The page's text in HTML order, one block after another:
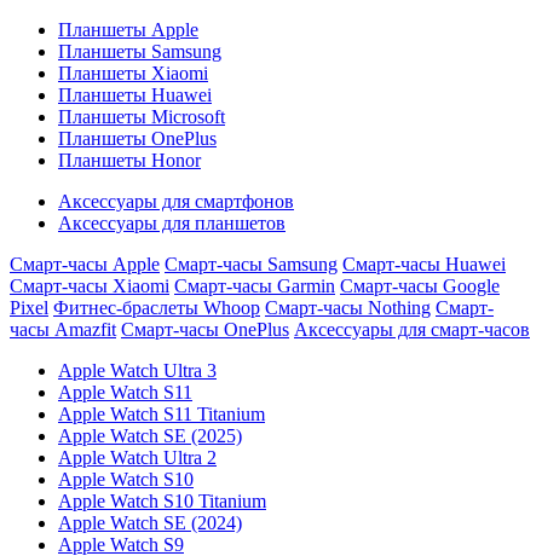
Планшеты Apple
Планшеты Samsung
Планшеты Xiaomi
Планшеты Huawei
Планшеты Microsoft
Планшеты OnePlus
Планшеты Honor
Аксессуары для смартфонов
Аксессуары для планшетов
Смарт-часы Apple Смарт-часы Samsung Смарт-часы Huawei
Смарт-часы Xiaomi Смарт-часы Garmin Смарт-часы Google
Pixel Фитнес-браслеты Whoop Смарт-часы Nothing Смарт-
часы Amazfit Смарт-часы OnePlus Аксессуары для смарт-часов
Apple Watch Ultra 3
Apple Watch S11
Apple Watch S11 Titanium
Apple Watch SE (2025)
Apple Watch Ultra 2
Apple Watch S10
Apple Watch S10 Titanium
Apple Watch SE (2024)
Apple Watch S9